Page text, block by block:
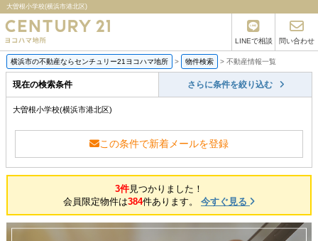
大曽根小学校(横浜市港北区)
LINEで相談 問い合わせ
横浜市の不動産ならセンチュリー21ヨコハマ地所 > 物件検索 > 不動産情報一覧
現在の検索条件 さらに条件を絞り込む
大曽根小学校(横浜市港北区)
この条件で新着メールを登録
3件見つかりました！
会員限定物件は384件あります。 今すぐ見る